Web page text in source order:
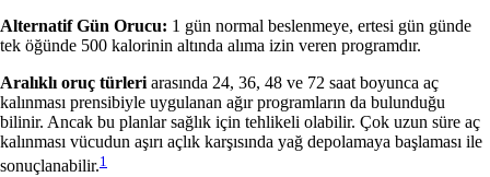
Alternatif Gün Orucu: 1 gün normal beslenmeye, ertesi gün günde
tek öğünde 500 kalorinin altında alıma izin veren programdır.
Aralıklı oruç türleri arasında 24, 36, 48 ve 72 saat boyunca aç
kalınması prensibiyle uygulanan ağır programların da bulunduğu
bilinir. Ancak bu planlar sağlık için tehlikeli olabilir. Çok uzun süre aç
kalınması vücudun aşırı açlık karşısında yağ depolamaya başlaması ile
sonuçlanabilir.1